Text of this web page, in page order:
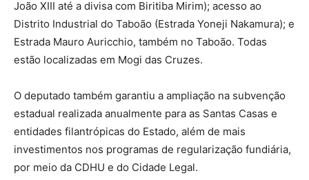
João XIII até a divisa com Biritiba Mirim); acesso ao
Distrito Industrial do Taboão (Estrada Yoneji Nakamura); e
Estrada Mauro Auricchio, também no Taboão. Todas
estão localizadas em Mogi das Cruzes.
O deputado também garantiu a ampliação na subvenção
estadual realizada anualmente para as Santas Casas e
entidades filantrópicas do Estado, além de mais
investimentos nos programas de regularização fundiária,
por meio da CDHU e do Cidade Legal.